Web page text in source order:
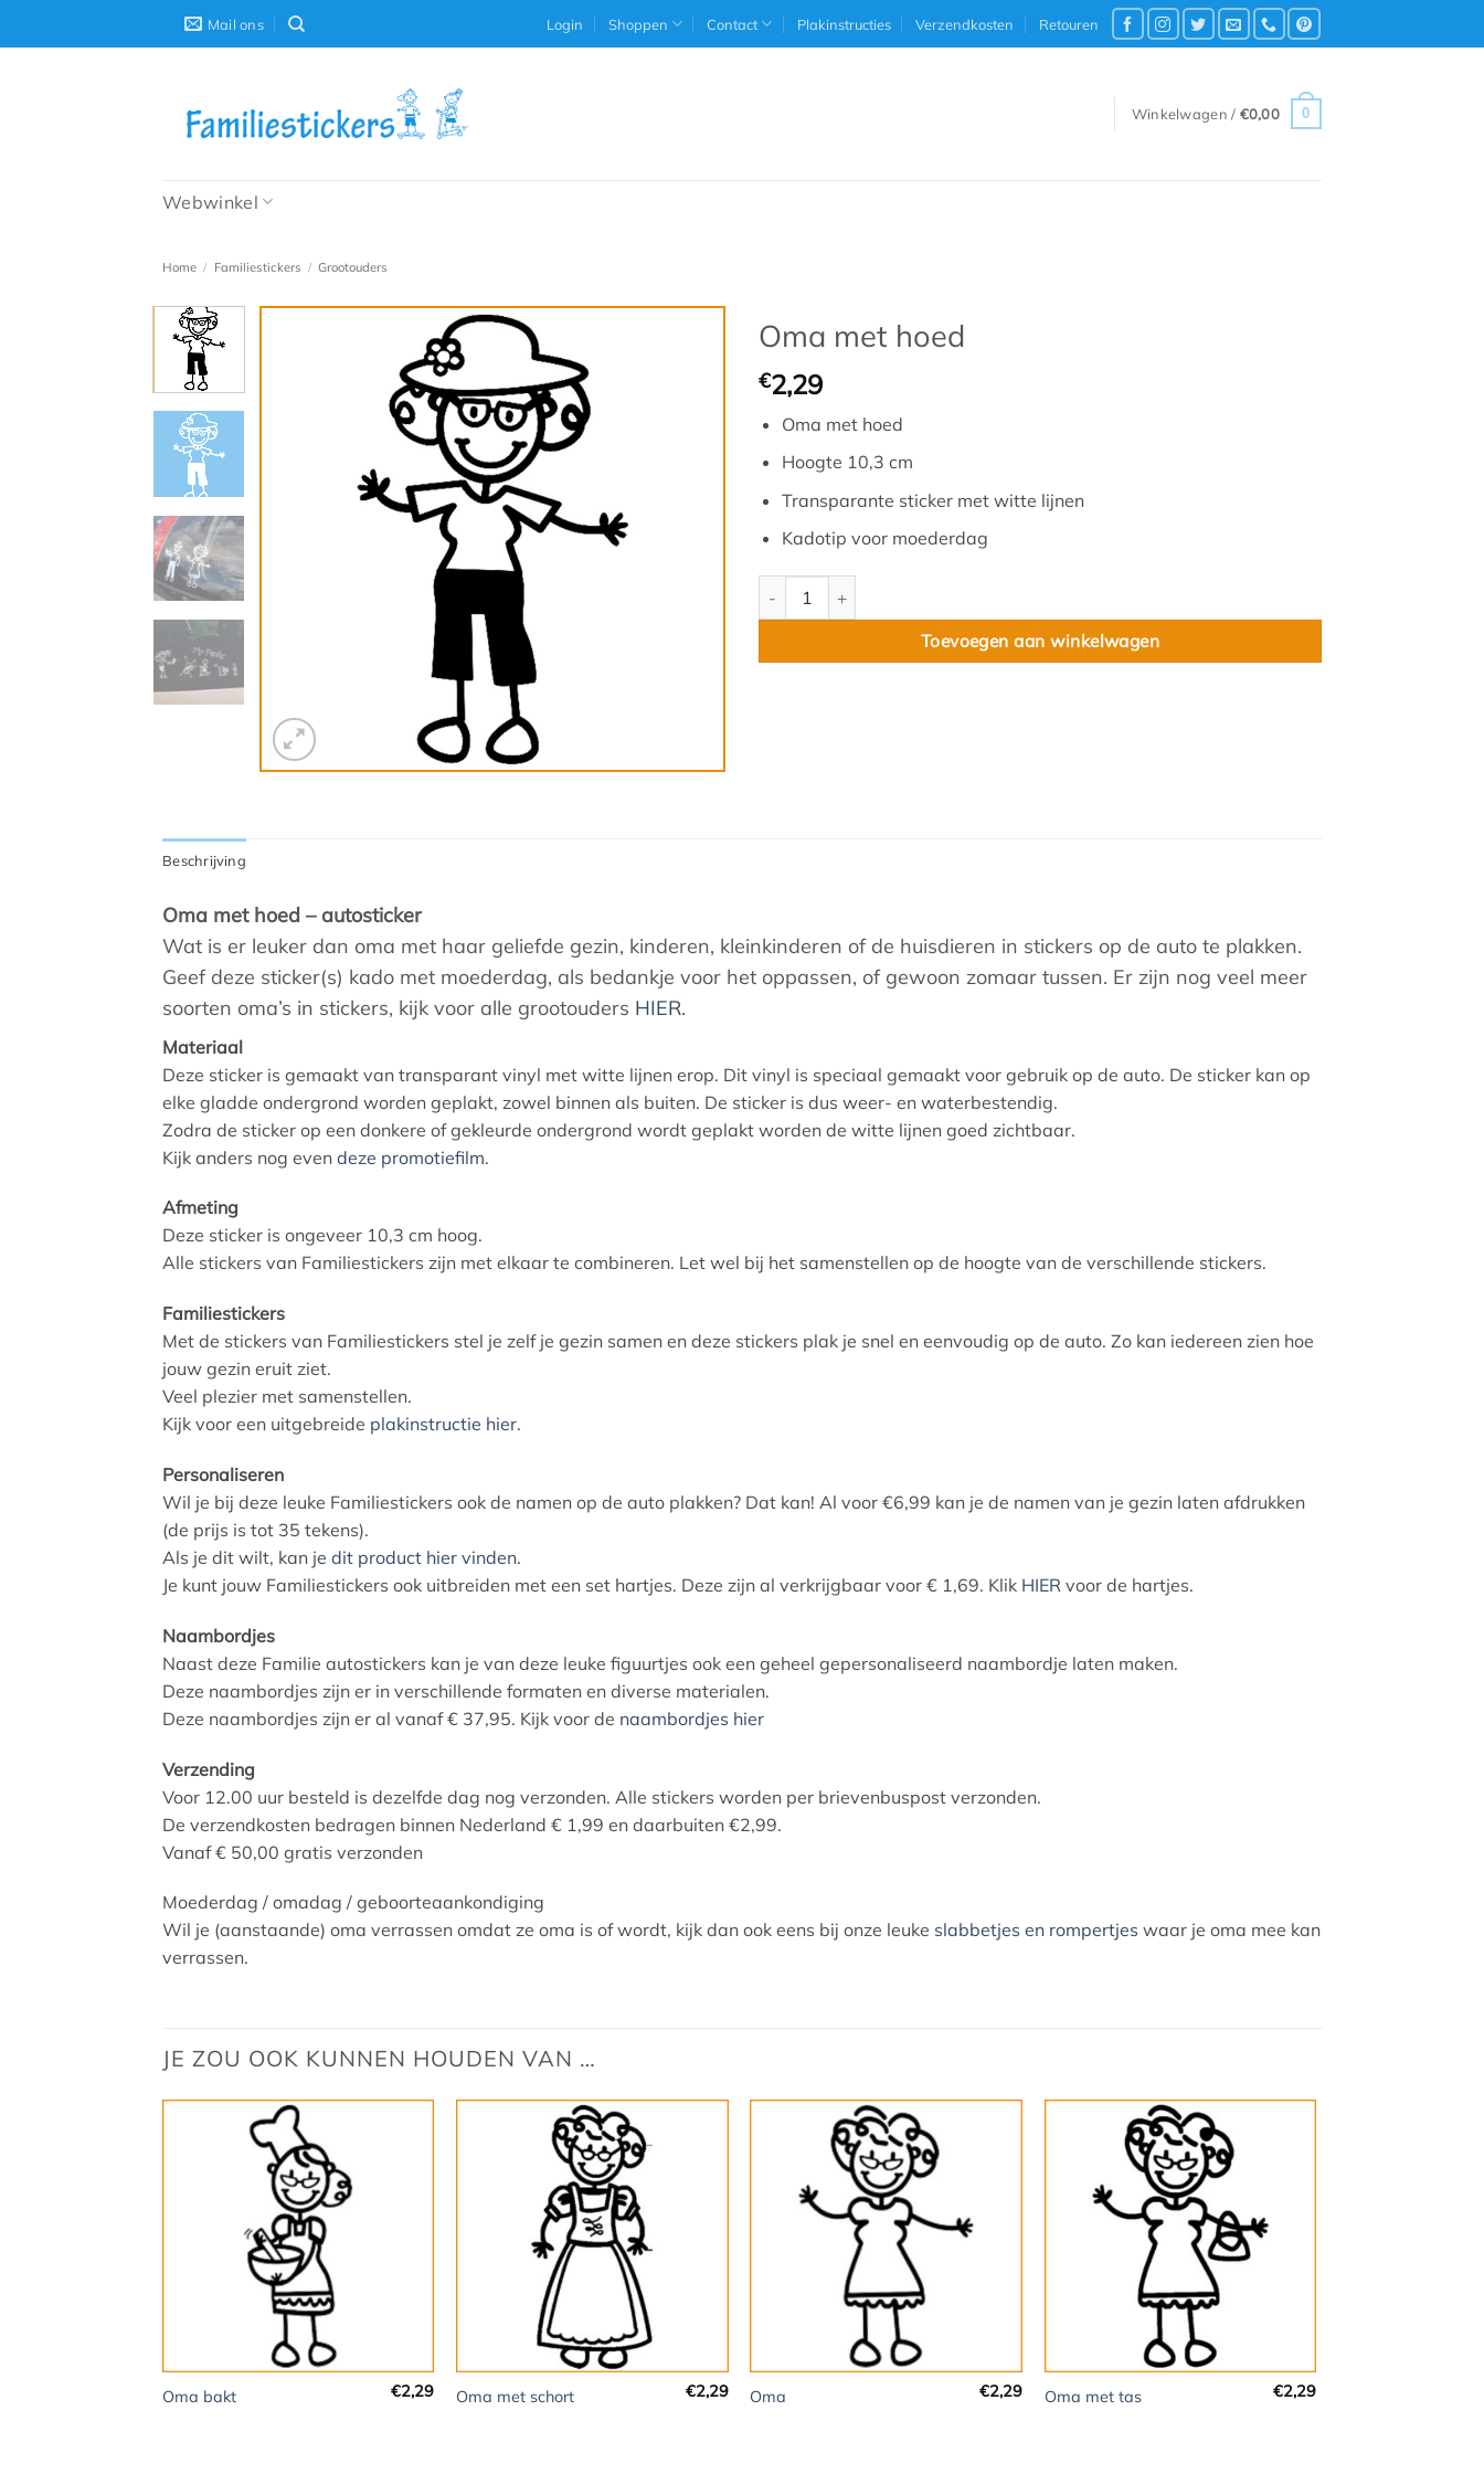
Mail ons Login Shoppen Contact Plakinstructies Verzendkosten Retouren
Winkelwagen / €0,00 0
Webwinkel
Home / Familiestickers / Grootouders
Oma met hoed
€2,29
Oma met hoed
Hoogte 10,3 cm
Transparante sticker met witte lijnen
Kadotip voor moederdag
Oma met hoed aantal
Toevoegen aan winkelwagen
Beschrijving
Oma met hoed – autosticker
Wat is er leuker dan oma met haar geliefde gezin, kinderen, kleinkinderen of de huisdieren in stickers op de auto te plakken.
Geef deze sticker(s) kado met moederdag, als bedankje voor het oppassen, of gewoon zomaar tussen. Er zijn nog veel meer
soorten oma’s in stickers, kijk voor alle grootouders HIER.
Materiaal
Deze sticker is gemaakt van transparant vinyl met witte lijnen erop. Dit vinyl is speciaal gemaakt voor gebruik op de auto. De sticker kan op
elke gladde ondergrond worden geplakt, zowel binnen als buiten. De sticker is dus weer- en waterbestendig.
Zodra de sticker op een donkere of gekleurde ondergrond wordt geplakt worden de witte lijnen goed zichtbaar.
Kijk anders nog even deze promotiefilm.
Afmeting
Deze sticker is ongeveer 10,3 cm hoog.
Alle stickers van Familiestickers zijn met elkaar te combineren. Let wel bij het samenstellen op de hoogte van de verschillende stickers.
Familiestickers
Met de stickers van Familiestickers stel je zelf je gezin samen en deze stickers plak je snel en eenvoudig op de auto. Zo kan iedereen zien hoe
jouw gezin eruit ziet.
Veel plezier met samenstellen.
Kijk voor een uitgebreide plakinstructie hier.
Personaliseren
Wil je bij deze leuke Familiestickers ook de namen op de auto plakken? Dat kan! Al voor €6,99 kan je de namen van je gezin laten afdrukken
(de prijs is tot 35 tekens).
Als je dit wilt, kan je dit product hier vinden.
Je kunt jouw Familiestickers ook uitbreiden met een set hartjes. Deze zijn al verkrijgbaar voor € 1,69. Klik HIER voor de hartjes.
Naambordjes
Naast deze Familie autostickers kan je van deze leuke figuurtjes ook een geheel gepersonaliseerd naambordje laten maken.
Deze naambordjes zijn er in verschillende formaten en diverse materialen.
Deze naambordjes zijn er al vanaf € 37,95. Kijk voor de naambordjes hier
Verzending
Voor 12.00 uur besteld is dezelfde dag nog verzonden. Alle stickers worden per brievenbuspost verzonden.
De verzendkosten bedragen binnen Nederland € 1,99 en daarbuiten €2,99.
Vanaf € 50,00 gratis verzonden
Moederdag / omadag / geboorteaankondiging
Wil je (aanstaande) oma verrassen omdat ze oma is of wordt, kijk dan ook eens bij onze leuke slabbetjes en rompertjes waar je oma mee kan
verrassen.
JE ZOU OOK KUNNEN HOUDEN VAN …
Oma bakt €2,29 Oma met schort €2,29 Oma €2,29 Oma met tas €2,29